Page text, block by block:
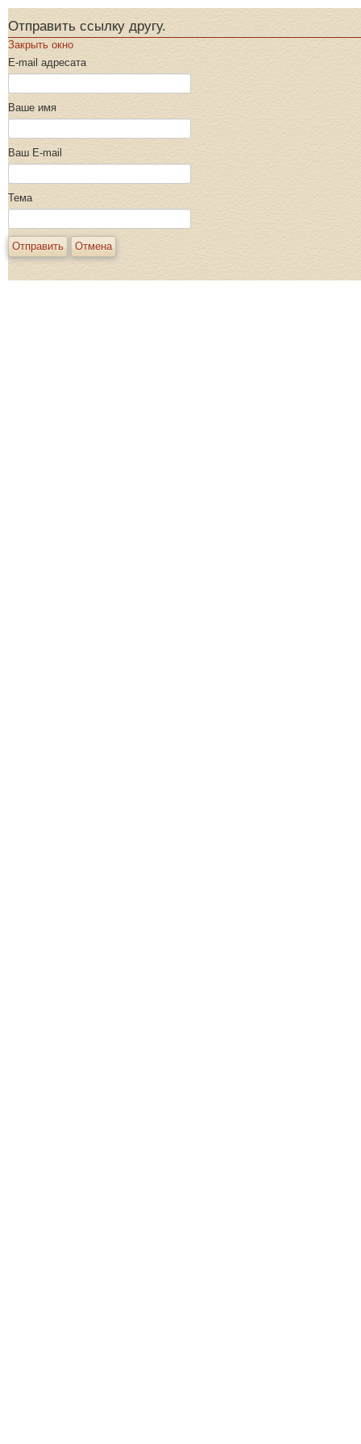
Отправить ссылку другу.
Закрыть окно
E-mail адресата
Ваше имя
Ваш E-mail
Тема
Отправить Отмена